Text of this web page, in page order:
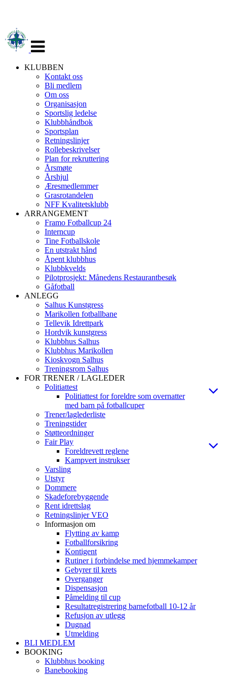
navigasjon
KLUBBEN
Kontakt oss
Bli medlem
Om oss
Organisasjon
Sportslig ledelse
Klubbhåndbok
Sportsplan
Retningslinjer
Rollebeskrivelser
Plan for rekruttering
Årsmøte
Årshjul
Æresmedlemmer
Grasrotandelen
NFF Kvalitetsklubb
ARRANGEMENT
Framo Fotballcup 24
Interncup
Tine Fotballskole
En utstrakt hånd
Åpent klubbhus
Klubbkvelds
Pilotprosjekt: Månedens Restaurantbesøk
Gåfotball
ANLEGG
Salhus Kunstgress
Marikollen fotballbane
Tellevik Idrettpark
Hordvik kunstgress
Klubbhus Salhus
Klubbhus Marikollen
Kioskvogn Salhus
Treningsrom Salhus
FOR TRENER / LAGLEDER
Politiattest
Politiattest for foreldre som overnatter
med barn på fotballcuper
Trener/laglederliste
Treningstider
Støtteordninger
Fair Play
Foreldrevett reglene
Kampvert instrukser
Varsling
Utstyr
Dommere
Skadeforebyggende
Rent idrettslag
Retningslinjer VEO
Informasjon om
Flytting av kamp
Fotballforsikring
Kontigent
Rutiner i forbindelse med hjemmekamper
Gebyrer til krets
Overganger
Dispensasjon
Påmelding til cup
Resultatregistrering barnefotball 10-12 år
Refusjon av utlegg
Dugnad
Utmelding
BLI MEDLEM
BOOKING
Klubbhus booking
Banebooking